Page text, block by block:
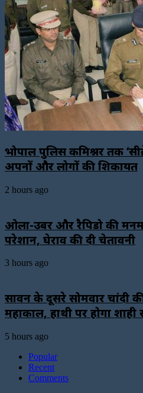
भोपाल पुलिस कमिश्नर तक
अपनों और लोगों की शिकायत
2 hours ago
ओला-उबर और रैपिडो की
परेशान, घेराव की दी चेतावनी
3 hours ago
सावन के दूसरे सोमवार चांदी
महाकाल, हाथी पर होगा
5 hours ago
Popular
Recent
Comments